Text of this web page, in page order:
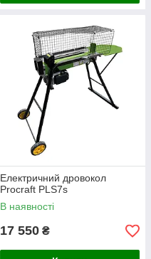
Електричний дровокол
Procraft PLS7s
В наявності
17 550 ₴